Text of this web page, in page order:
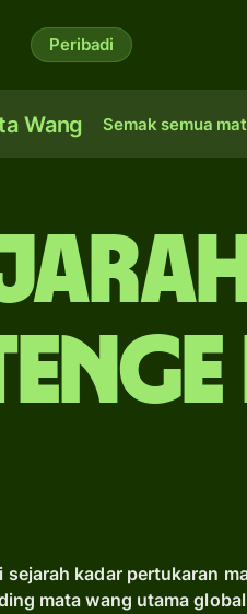
Peribadi
Wang Semak semua
sejarah kadar pertukaran
mata wang utama